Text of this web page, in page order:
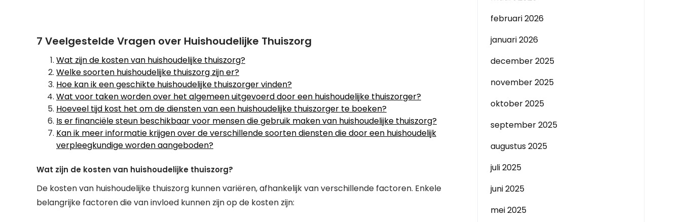
7 Veelgestelde Vragen over Huishoudelijke Thuiszorg
Wat zijn de kosten van huishoudelijke thuiszorg?
Welke soorten huishoudelijke thuiszorg zijn er?
Hoe kan ik een geschikte huishoudelijke thuiszorger vinden?
Wat voor taken worden over het algemeen uitgevoerd door een huishoudelijke thuiszorger?
Hoeveel tijd kost het om de diensten van een huishoudelijke thuiszorger te boeken?
Is er financiële steun beschikbaar voor mensen die gebruik maken van huishoudelijke thuiszorg?
Kan ik meer informatie krijgen over de verschillende soorten diensten die door een huishoudelijk
verpleegkundige worden aangeboden?
Wat zijn de kosten van huishoudelijke thuiszorg?
De kosten van huishoudelijke thuiszorg kunnen variëren, afhankelijk van verschillende factoren. Enkele
belangrijke factoren die van invloed kunnen zijn op de kosten zijn:
februari 2026
januari 2026
december 2025
november 2025
oktober 2025
september 2025
augustus 2025
juli 2025
juni 2025
mei 2025